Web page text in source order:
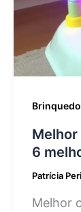
6
Patrícia
Melhor